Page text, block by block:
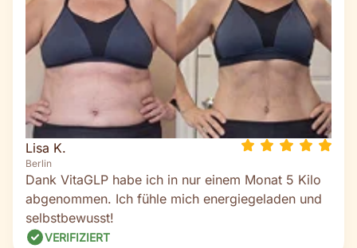
Lisa K.
Berlin
Dank VitaGLP habe ich in nur einem Monat 5 Kilo
abgenommen. Ich fühle mich energiegeladen und
selbstbewusst!
VERIFIZIERT